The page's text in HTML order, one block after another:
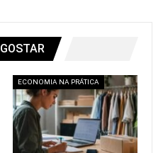
ECONOMIA NA PRÁTICA